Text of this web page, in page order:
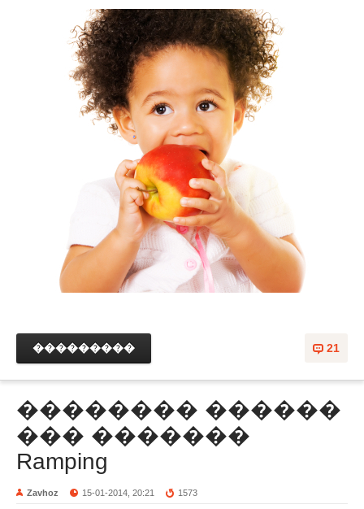
21
���������
�������� ������
��� �������
Ramping
Zavhoz 15-01-2014, 20:21 1573